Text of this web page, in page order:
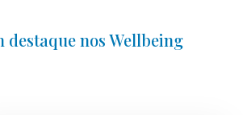
nos Wellbeing